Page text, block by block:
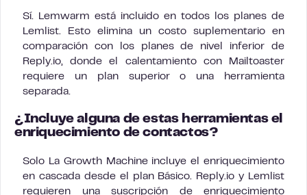
Sí. Lemwarm está incluido en todos los planes de
Lemlist. Esto elimina un costo suplementario en
comparación con los planes de nivel inferior de
Reply.io, donde el calentamiento con Mailtoaster
requiere un plan superior o una herramienta
separada.
¿Incluye alguna de estas herramientas el
enriquecimiento de contactos?
Solo La Growth Machine incluye el enriquecimiento
en cascada desde el plan Básico. Reply.io y Lemlist
requieren una suscripción de enriquecimiento